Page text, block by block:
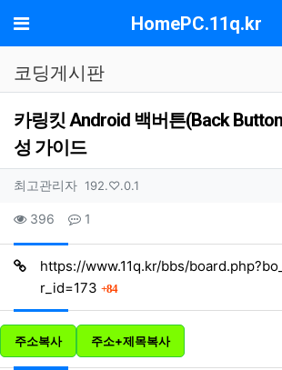
메뉴 HomePC.11q.kr
코딩게시판
카링킷 Android 백버튼(Back
성 가이드
작성자 정보
최고관리자작성
192.♡.0.1아이피
컨텐츠 정보
396 조회 1
https://www.11q.kr/bbs/
r_id=173
84회 연결
주소복사 주소+제목복사